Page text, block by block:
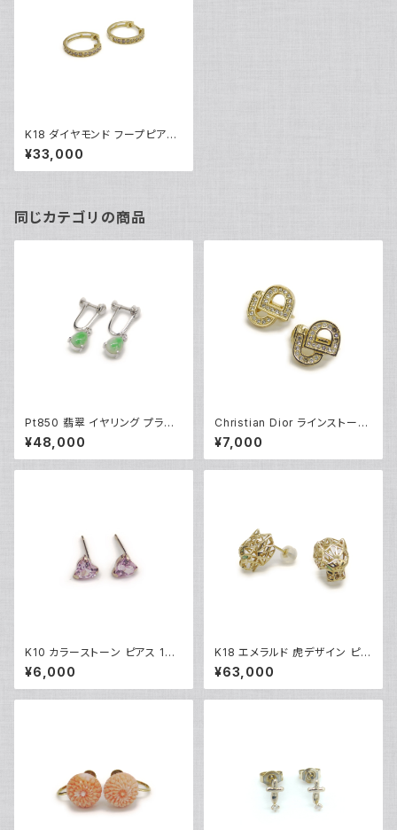
K18 ダイヤモンド フープピアス
18金 Y04702
¥33,000
同じカテゴリの商品
Pt850 翡翠 イヤリング プラチ
ナ ネジ式 Y04895
¥48,000
Christian Dior ラインストーン
CDロゴ クリップイヤリング ※
石抜けあり Y05247
¥7,000
K10 カラーストーン ピアス 10
金 スタッドピアス Y04900
¥6,000
K18 エメラルド 虎デザイン ピア
ス 18金 スタッドピアス Y0488
3
¥63,000